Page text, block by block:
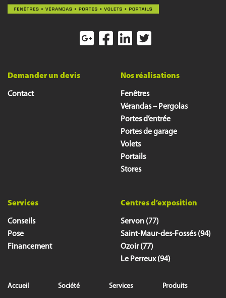
Demander un devis
Contact
Nos réalisations
Fenêtres
Vérandas – Pergolas
Portes d’entrée
Portes de garage
Volets
Portails
Stores
Services
Conseils
Pose
Financement
Centres d’exposition
Servon (77)
Saint-Maur-des-Fossés (94)
Ozoir (77)
Le Perreux (94)
Accueil Société Services Produits